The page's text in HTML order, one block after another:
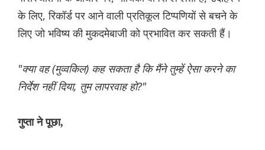
के लिए, रिकॉर्ड पर आने वाली प्रतिकूल टिप्पणियों से बचने के
लिए जो भविष्य की मुकदमेबाजी को प्रभावित कर सकती हैं।
"क्या वह (मुव्वकिल) कह सकता है कि मैंने तुम्हें ऐसा करने का
निर्देश नहीं दिया, तुम लापरवाह हो?"
गुप्ता ने पूछा,